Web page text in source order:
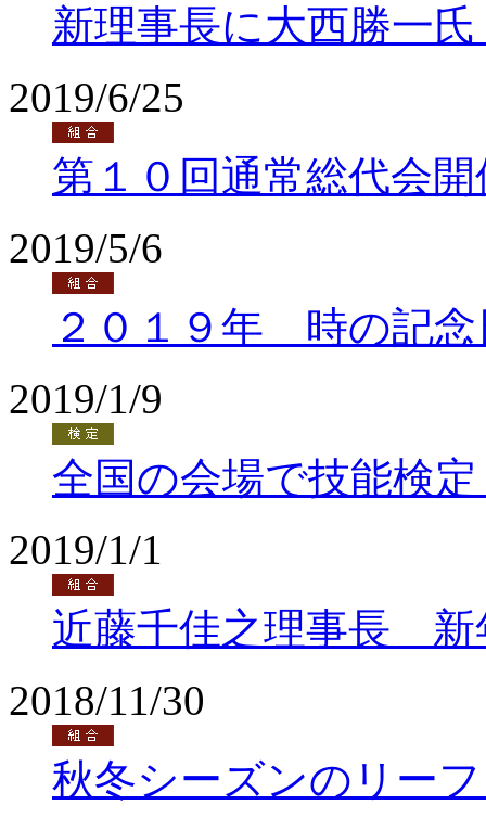
新理事長に大西勝一
2019/6/25
第１０回通常総代会開
2019/5/6
２０１９年 時の記
2019/1/9
全国の会場で技能検
2019/1/1
近藤千佳之理事長 新
2018/11/30
秋冬シーズンのリー